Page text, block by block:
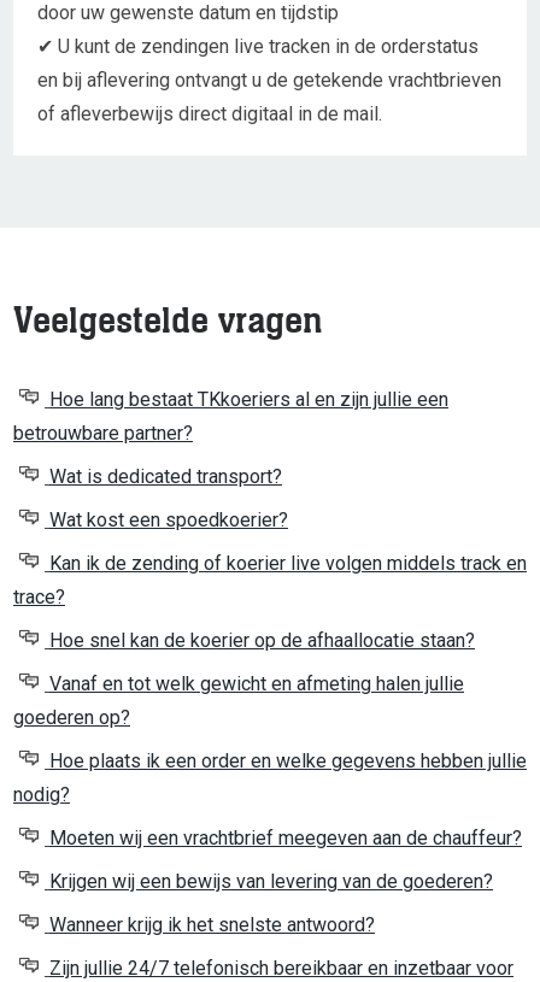
door uw gewenste datum en tijdstip
✔ U kunt de zendingen live tracken in de orderstatus
en bij aflevering ontvangt u de getekende vrachtbrieven
of afleverbewijs direct digitaal in de mail.
Veelgestelde vragen
Hoe lang bestaat TKkoeriers al en zijn jullie een
betrouwbare partner?
Wat is dedicated transport?
Wat kost een spoedkoerier?
Kan ik de zending of koerier live volgen middels track en
trace?
Hoe snel kan de koerier op de afhaallocatie staan?
Vanaf en tot welk gewicht en afmeting halen jullie
goederen op?
Hoe plaats ik een order en welke gegevens hebben jullie
nodig?
Moeten wij een vrachtbrief meegeven aan de chauffeur?
Krijgen wij een bewijs van levering van de goederen?
Wanneer krijg ik het snelste antwoord?
Zijn jullie 24/7 telefonisch bereikbaar en inzetbaar voor